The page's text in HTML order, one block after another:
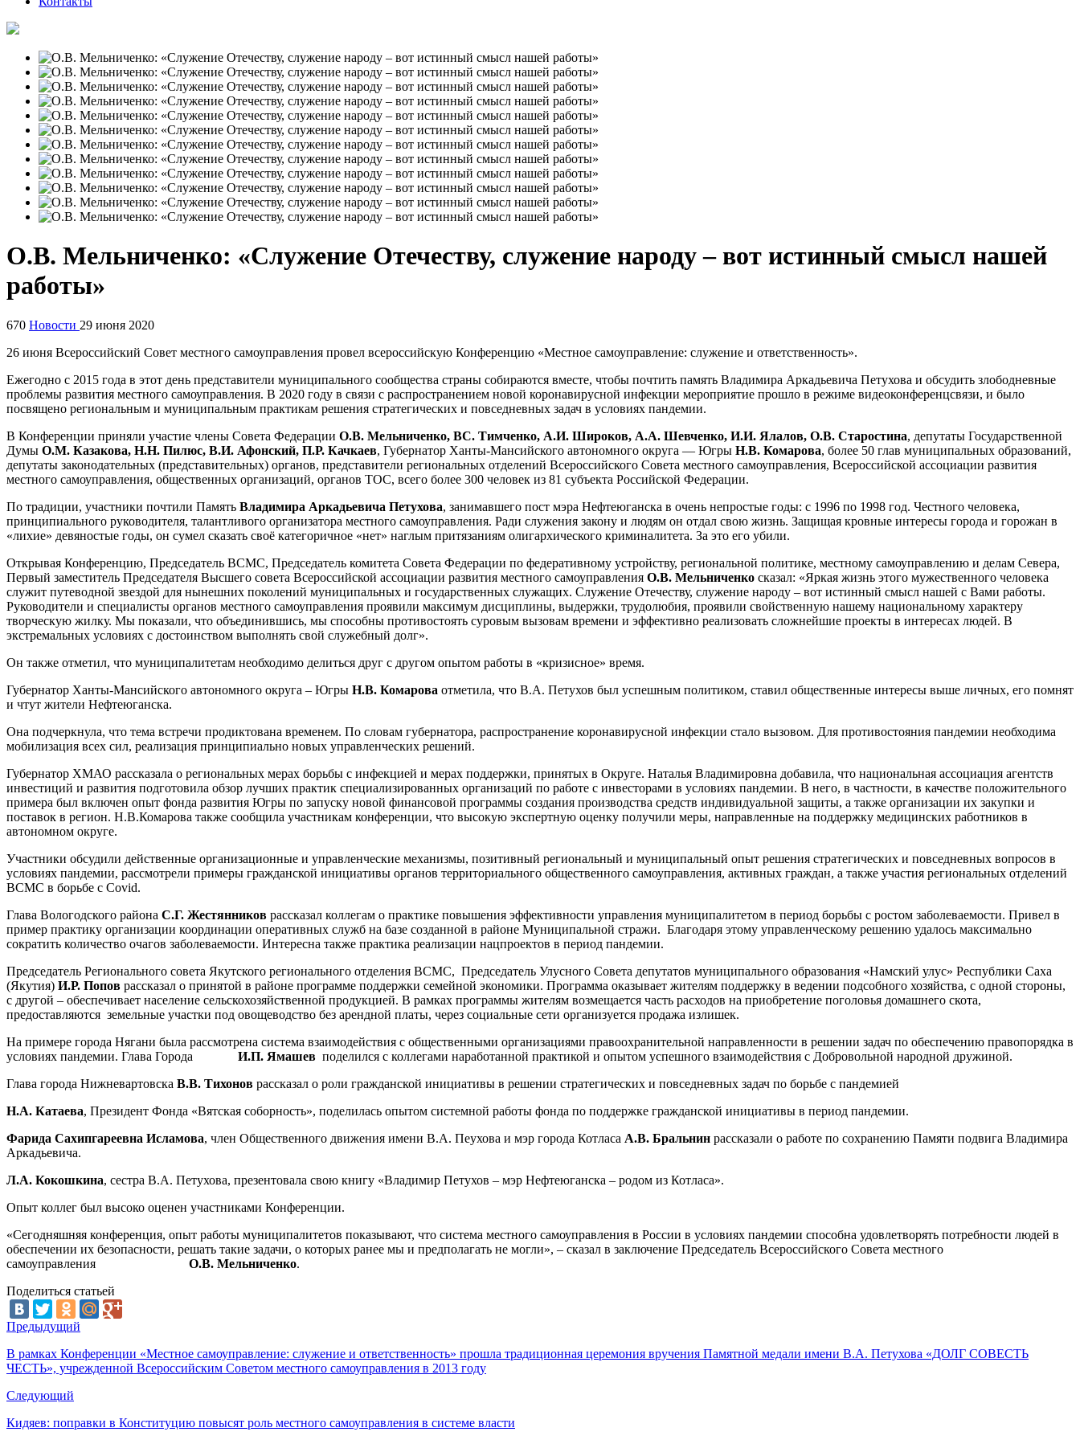
О.В. Мельниченко: «Служение Отечеству, служение народу – вот истинный смысл нашей
работы»
670 Новости 29 июня 2020
26 июня Всероссийский Совет местного самоуправления провел всероссийскую Конференцию «Местное самоуправление: служение и ответственность».
Ежегодно с 2015 года в этот день представители муниципального сообщества страны собираются вместе, чтобы почтить память Владимира Аркадьевича Петухова и обсудить злободневные
проблемы развития местного самоуправления. В 2020 году в связи с распространением новой коронавирусной инфекции мероприятие прошло в режиме видеоконференцсвязи, и было
посвящено региональным и муниципальным практикам решения стратегических и повседневных задач в условиях пандемии.
В Конференции приняли участие члены Совета Федерации О.В. Мельниченко, ВС. Тимченко, А.И. Широков, А.А. Шевченко, И.И. Ялалов, О.В. Старостина, депутаты Государственной
Думы О.М. Казакова, Н.Н. Пилюс, В.И. Афонский, П.Р. Качкаев, Губернатор Ханты-Мансийского автономного округа — Югры Н.В. Комарова, более 50 глав муниципальных образований,
депутаты законодательных (представительных) органов, представители региональных отделений Всероссийского Совета местного самоуправления, Всероссийской ассоциации развития
местного самоуправления, общественных организаций, органов ТОС, всего более 300 человек из 81 субъекта Российской Федерации.
По традиции, участники почтили Память Владимира Аркадьевича Петухова, занимавшего пост мэра Нефтеюганска в очень непростые годы: с 1996 по 1998 год. Честного человека,
принципиального руководителя, талантливого организатора местного самоуправления. Ради служения закону и людям он отдал свою жизнь. Защищая кровные интересы города и горожан в
«лихие» девяностые годы, он сумел сказать своё категоричное «нет» наглым притязаниям олигархического криминалитета. За это его убили.
Открывая Конференцию, Председатель ВСМС, Председатель комитета Совета Федерации по федеративному устройству, региональной политике, местному самоуправлению и делам Севера,
Первый заместитель Председателя Высшего совета Всероссийской ассоциации развития местного самоуправления О.В. Мельниченко сказал: «Яркая жизнь этого мужественного человека
служит путеводной звездой для нынешних поколений муниципальных и государственных служащих. Служение Отечеству, служение народу – вот истинный смысл нашей с Вами работы.
Руководители и специалисты органов местного самоуправления проявили максимум дисциплины, выдержки, трудолюбия, проявили свойственную нашему национальному характеру
творческую жилку. Мы показали, что объединившись, мы способны противостоять суровым вызовам времени и эффективно реализовать сложнейшие проекты в интересах людей. В
экстремальных условиях с достоинством выполнять свой служебный долг».
Он также отметил, что муниципалитетам необходимо делиться друг с другом опытом работы в «кризисное» время.
Губернатор Ханты-Мансийского автономного округа – Югры Н.В. Комарова отметила, что В.А. Петухов был успешным политиком, ставил общественные интересы выше личных, его помнят
и чтут жители Нефтеюганска.
Она подчеркнула, что тема встречи продиктована временем. По словам губернатора, распространение коронавирусной инфекции стало вызовом. Для противостояния пандемии необходима
мобилизация всех сил, реализация принципиально новых управленческих решений.
Губернатор ХМАО рассказала о региональных мерах борьбы с инфекцией и мерах поддержки, принятых в Округе. Наталья Владимировна добавила, что национальная ассоциация агентств
инвестиций и развития подготовила обзор лучших практик специализированных организаций по работе с инвесторами в условиях пандемии. В него, в частности, в качестве положительного
примера был включен опыт фонда развития Югры по запуску новой финансовой программы создания производства средств индивидуальной защиты, а также организации их закупки и
поставок в регион. Н.В.Комарова также сообщила участникам конференции, что высокую экспертную оценку получили меры, направленные на поддержку медицинских работников в
автономном округе.
Участники обсудили действенные организационные и управленческие механизмы, позитивный региональный и муниципальный опыт решения стратегических и повседневных вопросов в
условиях пандемии, рассмотрели примеры гражданской инициативы органов территориального общественного самоуправления, активных граждан, а также участия региональных отделений
ВСМС в борьбе с Covid.
Глава Вологодского района С.Г. Жестянников рассказал коллегам о практике повышения эффективности управления муниципалитетом в период борьбы с ростом заболеваемости. Привел в
пример практику организации координации оперативных служб на базе созданной в районе Муниципальной стражи. Благодаря этому управленческому решению удалось максимально
сократить количество очагов заболеваемости. Интересна также практика реализации нацпроектов в период пандемии.
Председатель Регионального совета Якутского регионального отделения ВСМС, Председатель Улусного Совета депутатов муниципального образования «Намский улус» Республики Саха
(Якутия) И.Р. Попов рассказал о принятой в районе программе поддержки семейной экономики. Программа оказывает жителям поддержку в ведении подсобного хозяйства, с одной стороны,
с другой – обеспечивает население сельскохозяйственной продукцией. В рамках программы жителям возмещается часть расходов на приобретение поголовья домашнего скота,
предоставляются земельные участки под овощеводство без арендной платы, через социальные сети организуется продажа излишек.
На примере города Нягани была рассмотрена система взаимодействия с общественными организациями правоохранительной направленности в решении задач по обеспечению правопорядка в
условиях пандемии. Глава Города И.П. Ямашев поделился с коллегами наработанной практикой и опытом успешного взаимодействия с Добровольной народной дружиной.
Глава города Нижневартовска В.В. Тихонов рассказал о роли гражданской инициативы в решении стратегических и повседневных задач по борьбе с пандемией
Н.А. Катаева, Президент Фонда «Вятская соборность», поделилась опытом системной работы фонда по поддержке гражданской инициативы в период пандемии.
Фарида Сахипгареевна Исламова, член Общественного движения имени В.А. Пеухова и мэр города Котласа А.В. Бральнин рассказали о работе по сохранению Памяти подвига Владимира
Аркадьевича.
Л.А. Кокошкина, сестра В.А. Петухова, презентовала свою книгу «Владимир Петухов – мэр Нефтеюганска – родом из Котласа».
Опыт коллег был высоко оценен участниками Конференции.
«Сегодняшняя конференция, опыт работы муниципалитетов показывают, что система местного самоуправления в России в условиях пандемии способна удовлетворять потребности людей в
обеспечении их безопасности, решать такие задачи, о которых ранее мы и предполагать не могли», – сказал в заключение Председатель Всероссийского Совета местного
самоуправления О.В. Мельниченко.
Поделиться статьей
Предыдущий
В рамках Конференции «Местное самоуправление: служение и ответственность» прошла традиционная церемония вручения Памятной медали имени В.А. Петухова «ДОЛГ СОВЕСТЬ
ЧЕСТЬ», учрежденной Всероссийским Советом местного самоуправления в 2013 году
Следующий
Кидяев: поправки в Конституцию повысят роль местного самоуправления в системе власти